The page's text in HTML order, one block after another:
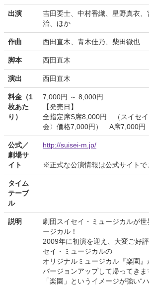
出演
吉田要士、中村香織、星野真衣
治、ほか
作曲 西田直木、青木佳乃、柴田徹也
脚本 西田直木
演出 西田直木
料金（1
枚あた
り）
7,000円 ～ 8,000円
【発売日】
全指定席S席8,000円 （スイセ
会〉価格7,000円） A席7,000円
公式／
劇場サ
イト
http://suisei-m.jp/
※正式な公演情報は公式サイトで
タイム
テーブ
ル
説明
劇団スイセイ・ミュージカルが
ージカル！
2009年に初演を迎え、大変ご好
セイ・ミュージカルの
オリジナルミュージカル『楽園
バージョンアップして帰ってきま
「楽園」というイメージが強い“ハ